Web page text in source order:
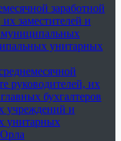
заработной
заместителей и
муниципальных
унитарных
руководителей, их
бухгалтеров
учреждений и
унитарных